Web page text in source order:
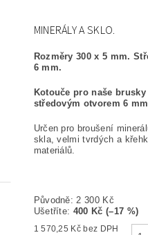
MINERÁLY A SKLO.
Rozměry 300 x 5 mm.
6 mm.
Kotouče pro naše brusky
středovým otvorem 6
Určen pro broušení
skla, velmi tvrdých a
materiálů.
Původně:2 300 Kč
Ušetříte: 400 Kč (–17 %)
1 570,25 Kč bez DPH